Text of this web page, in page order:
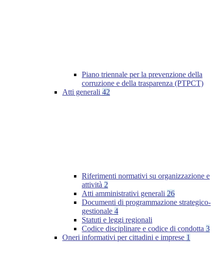
Piano triennale per la prevenzione della
corruzione e della trasparenza (PTPCT)
Atti generali 42
Riferimenti normativi su organizzazione e
attività 2
Atti amministrativi generali 26
Documenti di programmazione strategico-
gestionale 4
Statuti e leggi regionali
Codice disciplinare e codice di condotta 3
Oneri informativi per cittadini e imprese 1